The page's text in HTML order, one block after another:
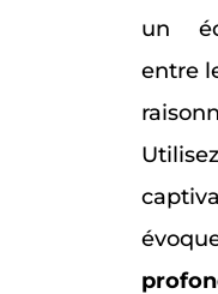
un
entre